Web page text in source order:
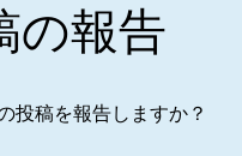
の報告
投稿を報告しますか？